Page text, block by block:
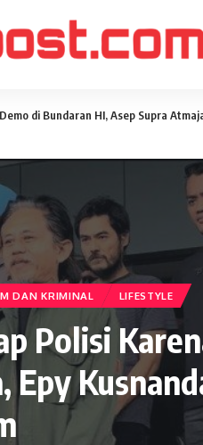
di Bundaran HI, Asep Supra
DAN KRIMINAL LIFESTYLE
Polisi
Epy